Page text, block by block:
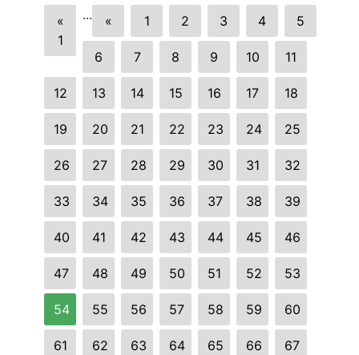
«
1
... « 1 2 3 4 5
6 7 8 9 10 11
12 13 14 15 16 17 18
19 20 21 22 23 24 25
26 27 28 29 30 31 32
33 34 35 36 37 38 39
40 41 42 43 44 45 46
47 48 49 50 51 52 53
54 55 56 57 58 59 60
61 62 63 64 65 66 67